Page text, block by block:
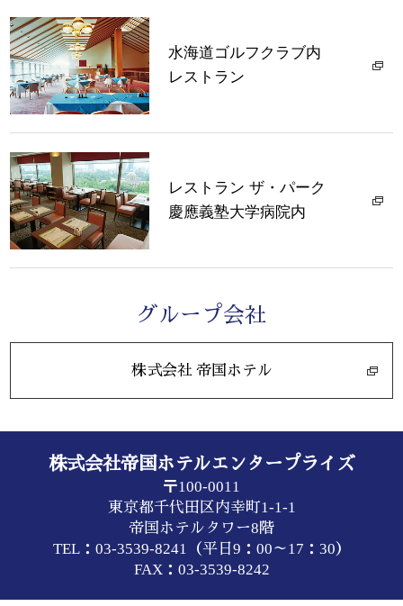
水海道ゴルフクラブ内
レストラン
レストラン ザ・パーク
慶應義塾大学病院内
グループ会社
株式会社 帝国ホテル
株式会社帝国ホテルエンタープライズ
〒100-0011
東京都千代田区内幸町1-1-1
帝国ホテルタワー8階
TEL： 03-3539-8241 （平日9：00～17：30）
FAX：03-3539-8242